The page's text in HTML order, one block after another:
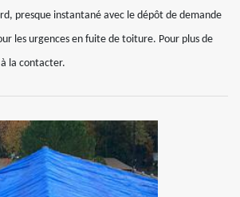
presque instantané avec le dépôt de demande
les urgences en fuite de toiture. Pour plus de
à la contacter.